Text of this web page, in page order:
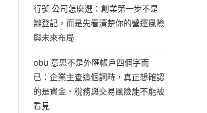
行號 公司怎麼選：創業第一步不是
辦登記，而是先看清楚你的營運風險
與未來布局
obu 意思不是外匯帳戶四個字而
已：企業主查這個詞時，真正想確認
的是資金、稅務與交易風險能不能被
看見